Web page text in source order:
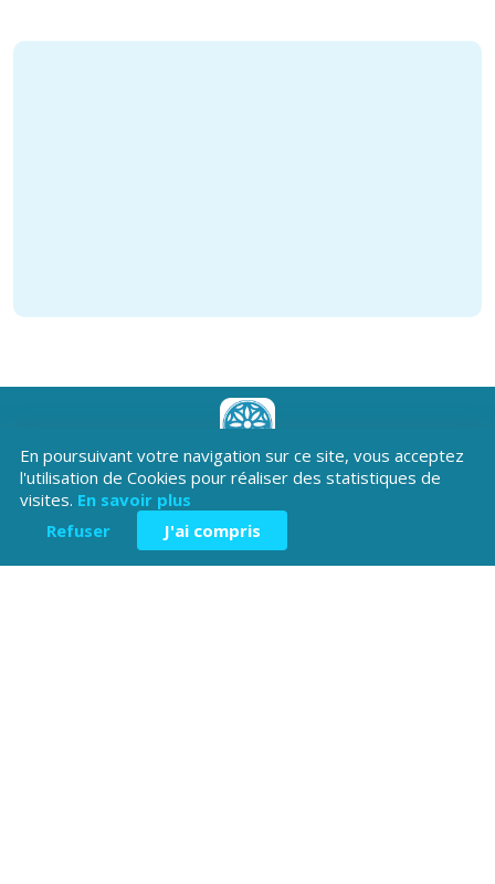
Téléchargez l'application
Patrimoine Hautes-Alpes !
En poursuivant votre navigation sur ce site, vous acceptez
l'utilisation de Cookies pour réaliser des statistiques de
visites. En savoir plus
Refuser
J'ai compris